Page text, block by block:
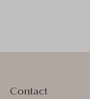
Contact